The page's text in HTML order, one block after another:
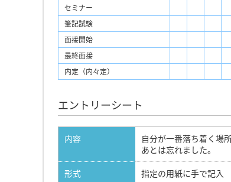
セミナー
筆記試験
面接開始
最終面接
内定（内々定）
エントリーシート
内容
自分が一番落ち着く場
あとは忘れました。
形式
指定の用紙に手で記入